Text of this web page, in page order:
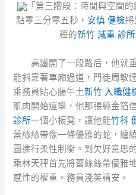
「第三階段：時間與空間
點零三分零五秒， 安慎 健檢將
檯的新竹 減重 診所
高鐵開了一段路后，他就
能斜靠著車廂過道，門徒周敏
乘務員貼心腸牛土新竹 入職健
肌肉開始痙攣，他那張純金箔
診所一個小板凳，讓他能竹科
蕾絲絲帶像一條優雅的蛇，纏
圖進行柔性制衡。到欠好意思
乘林天秤首先將蕾絲絲帶優雅
感性的權重。務員淺笑請安。